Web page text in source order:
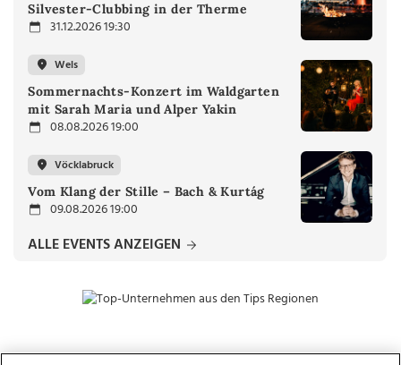
Silvester-Clubbing in der Therme
31.12.2026 19:30
Wels
Sommernachts-Konzert im Waldgarten
mit Sarah Maria und Alper Yakin
08.08.2026 19:00
Vöcklabruck
Vom Klang der Stille – Bach & Kurtág
09.08.2026 19:00
ALLE EVENTS ANZEIGEN